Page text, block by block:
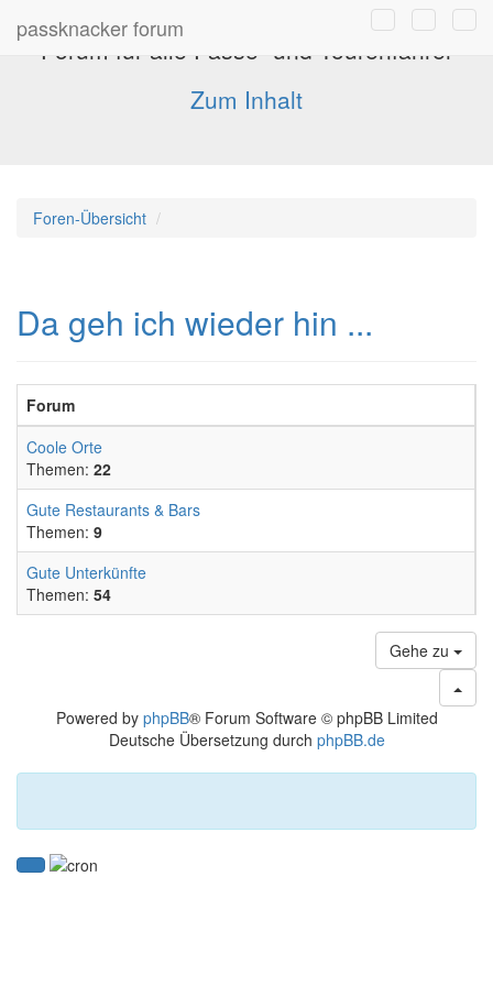
passknacker forum
Forum für alle Pässe- und Tourenfahrer
Zum Inhalt
Foren-Übersicht
Da geh ich wieder hin ...
Forum
Coole Orte
Themen: 22
Gute Restaurants & Bars
Themen: 9
Gute Unterkünfte
Themen: 54
Gehe zu
Powered by phpBB® Forum Software © phpBB Limited
Deutsche Übersetzung durch phpBB.de